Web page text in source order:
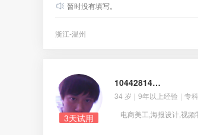
暂时没有填写。
浙江-温州
3天试用
1044281407@qq.com
34 岁 | 9年以上经验 | 专科
电商美工,海报设计,视频